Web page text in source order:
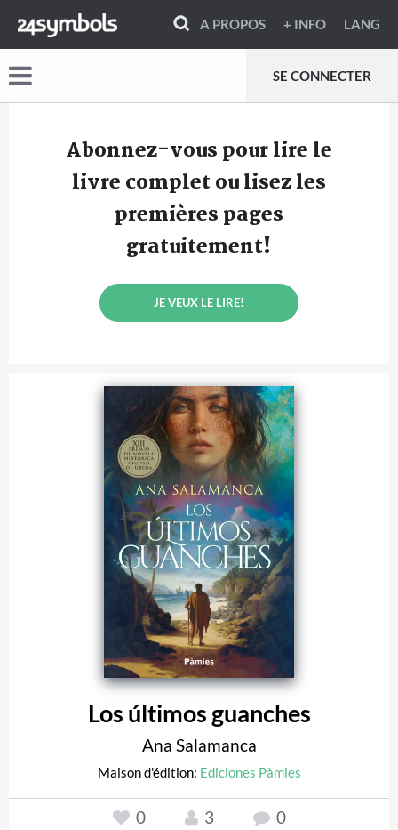
A PROPOS + INFO LANG
SE CONNECTER
Abonnez-vous pour lire le
livre complet ou lisez les
premières pages
gratuitement!
JE VEUX LE LIRE!
Los últimos guanches
Ana Salamanca
Maison d'édition: Ediciones Pàmies
0 3 0